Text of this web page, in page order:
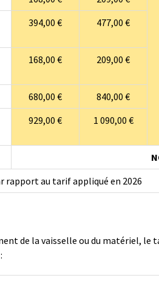
394,00 € 477,00 €
168,00 € 209,00 €
680,00 € 840,00 €
929,00 € 1 090,00 €
rapport au tarif appliqué en 2026
de la vaisselle ou du matériel, le